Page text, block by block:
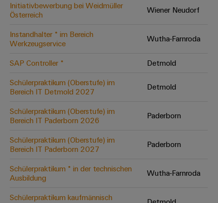
Kundenspezifische
Kabelkonfektionierung
Praxisnahe
Unsere Neuheiten
im Bereich
Initiativbewerbung bei Weidmüller
Österreich
Wiener Neudorf
Instandhalter * im Bereich
Werkzeugservice
Wutha-Farnroda
SAP Controller *
Detmold
Schülerpraktikum (Oberstufe) im
Bereich IT Detmold 2027
Detmold
Schülerpraktikum (Oberstufe) im
Bereich IT Paderborn 2026
Paderborn
Schülerpraktikum (Oberstufe) im
Bereich IT Paderborn 2027
Paderborn
Schülerpraktikum * in der technischen
Ausbildung
Wutha-Farnroda
Schülerpraktikum kaufmännisch